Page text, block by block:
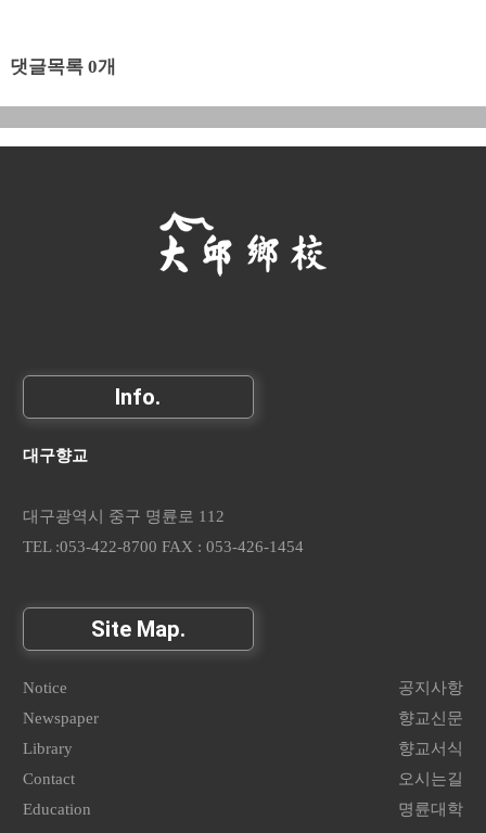
댓글목록 0개
Info.
대구향교
대구광역시 중구 명륜로 112
TEL :053-422-8700 FAX : 053-426-1454
Site Map.
Notice
공지사항
Newspaper
향교신문
Library
향교서식
Contact
오시는길
Education
명륜대학